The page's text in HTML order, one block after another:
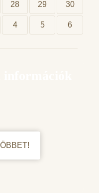
28 29 30
4 5 6